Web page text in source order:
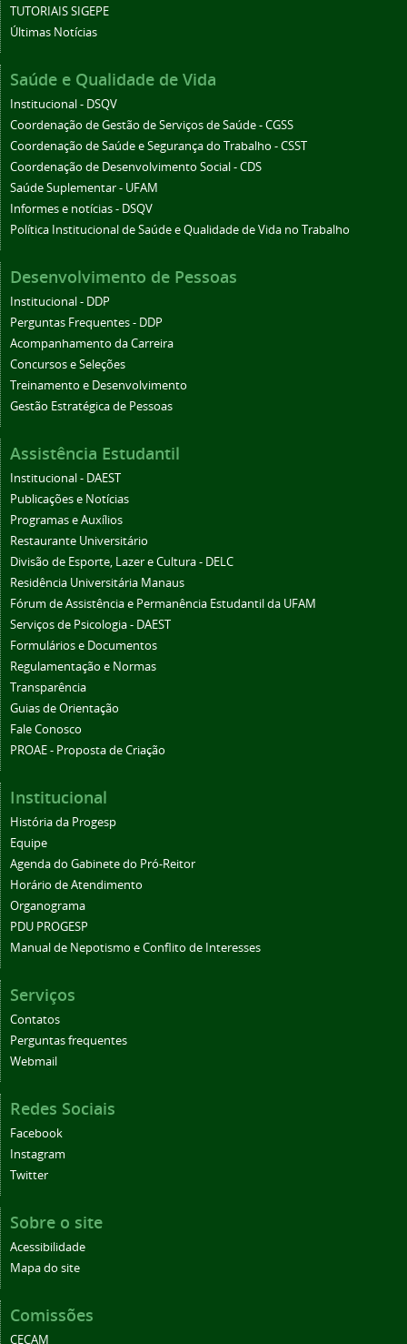
TUTORIAIS SIGEPE
Últimas Notícias
Saúde e Qualidade de Vida
Institucional - DSQV
Coordenação de Gestão de Serviços de Saúde - CGSS
Coordenação de Saúde e Segurança do Trabalho - CSST
Coordenação de Desenvolvimento Social - CDS
Saúde Suplementar - UFAM
Informes e notícias - DSQV
Política Institucional de Saúde e Qualidade de Vida no Trabalho
Desenvolvimento de Pessoas
Institucional - DDP
Perguntas Frequentes - DDP
Acompanhamento da Carreira
Concursos e Seleções
Treinamento e Desenvolvimento
Gestão Estratégica de Pessoas
Assistência Estudantil
Institucional - DAEST
Publicações e Notícias
Programas e Auxílios
Restaurante Universitário
Divisão de Esporte, Lazer e Cultura - DELC
Residência Universitária Manaus
Fórum de Assistência e Permanência Estudantil da UFAM
Serviços de Psicologia - DAEST
Formulários e Documentos
Regulamentação e Normas
Transparência
Guias de Orientação
Fale Conosco
PROAE - Proposta de Criação
Institucional
História da Progesp
Equipe
Agenda do Gabinete do Pró-Reitor
Horário de Atendimento
Organograma
PDU PROGESP
Manual de Nepotismo e Conflito de Interesses
Serviços
Contatos
Perguntas frequentes
Webmail
Redes Sociais
Facebook
Instagram
Twitter
Sobre o site
Acessibilidade
Mapa do site
Comissões
CECAM